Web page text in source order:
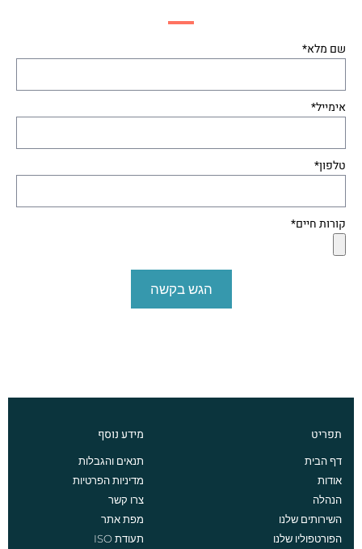
שם מלא*
אימייל*
טלפון*
קורות חיים*
הגש בקשה
תפריט
דף הבית
אודות
הנהלה
השירותים שלנו
הפורטפוליו שלנו
מידע נוסף
תנאים והגבלות
מדיניות הפרטיות
צרו קשר
מפת אתר
תעודת ISO